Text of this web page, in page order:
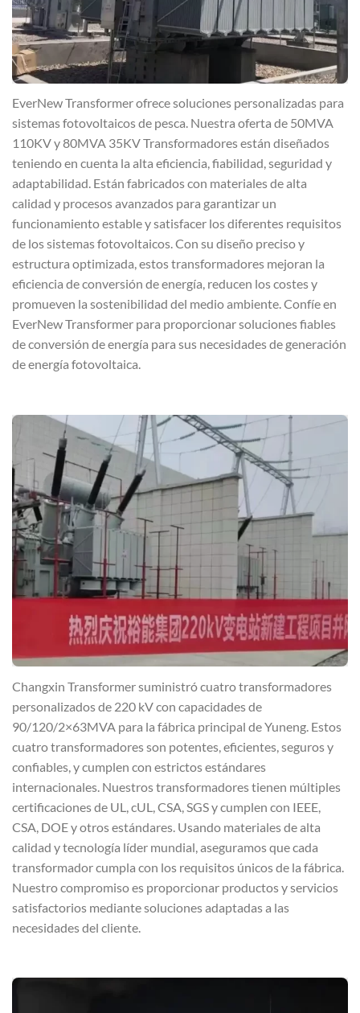
EverNew Transformer ofrece soluciones personalizadas para
sistemas fotovoltaicos de pesca. Nuestra oferta de 50MVA
110KV y 80MVA 35KV Transformadores están diseñados
teniendo en cuenta la alta eficiencia, fiabilidad, seguridad y
adaptabilidad. Están fabricados con materiales de alta
calidad y procesos avanzados para garantizar un
funcionamiento estable y satisfacer los diferentes requisitos
de los sistemas fotovoltaicos. Con su diseño preciso y
estructura optimizada, estos transformadores mejoran la
eficiencia de conversión de energía, reducen los costes y
promueven la sostenibilidad del medio ambiente. Confíe en
EverNew Transformer para proporcionar soluciones fiables
de conversión de energía para sus necesidades de generación
de energía fotovoltaica.
Changxin Transformer suministró cuatro transformadores
personalizados de 220 kV con capacidades de
90/120/2×63MVA para la fábrica principal de Yuneng. Estos
cuatro transformadores son potentes, eficientes, seguros y
confiables, y cumplen con estrictos estándares
internacionales. Nuestros transformadores tienen múltiples
certificaciones de UL, cUL, CSA, SGS y cumplen con IEEE,
CSA, DOE y otros estándares. Usando materiales de alta
calidad y tecnología líder mundial, aseguramos que cada
transformador cumpla con los requisitos únicos de la fábrica.
Nuestro compromiso es proporcionar productos y servicios
satisfactorios mediante soluciones adaptadas a las
necesidades del cliente.